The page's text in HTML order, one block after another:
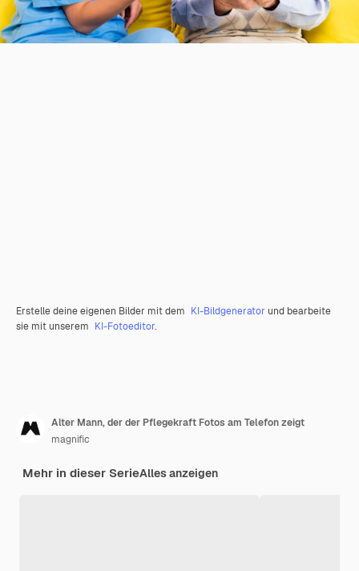
Erstelle deine eigenen Bilder mit dem KI-Bildgenerator und bearbeite
sie mit unserem KI-Fotoeditor.
Alter Mann, der der Pflegekraft Fotos am Telefon zeigt
magnific
Mehr in dieser SerieAlles anzeigen